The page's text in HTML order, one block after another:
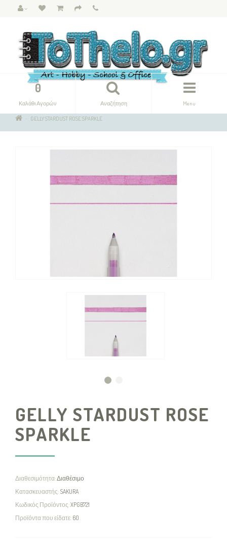
Menu
Αναζήτηση
0
Καλάθι Αγορών
GELLY STARDUST ROSE SPARKLE
GELLY STARDUST ROSE
SPARKLE
Διαθεσιμότητα:Διαθέσιμο
Κατασκευαστής: SAKURA
Κωδικός Προϊόντος:XPGB721
Προϊόντα που είδατε: 60